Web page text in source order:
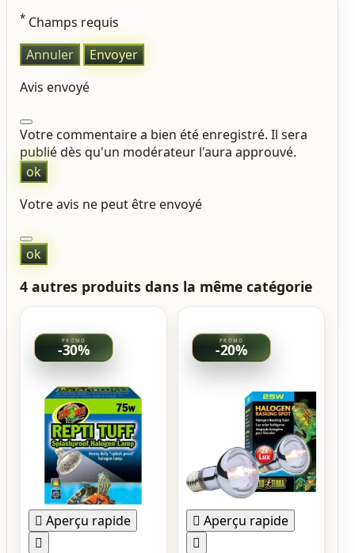
* Champs requis
Annuler
Envoyer
Avis envoyé
Votre commentaire a bien été enregistré. Il sera
publié dès qu'un modérateur l'aura approuvé.
ok
Votre avis ne peut être envoyé
ok
4 autres produits dans la même catégorie
-30%
 Aperçu rapide

-20%
 Aperçu rapide
